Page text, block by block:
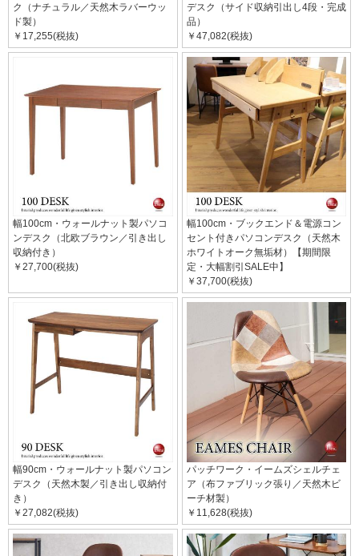
ク（ナチュラル／天然木ラバーウッ
ド製）
￥17,255(税抜)
デスク（サイド収納引出し4段・完成
品）
￥47,082(税抜)
幅100cm・ウォールナット製パソコ
ンデスク（北欧ブラウン／引き出し
収納付き）
￥27,700(税抜)
幅100cm・ブックエンド＆電源コン
セント付きパソコンデスク（天然木
ホワイトオーク無垢材）【期間限
定・大幅割引SALE中】
￥37,700(税抜)
幅90cm・ウォールナット製パソコン
デスク（天然木製／引き出し収納付
き）
￥27,082(税抜)
パッチワーク・イームズシェルチェ
ア（布ファブリック張り／天然木ビ
ーチ材製）
￥11,628(税抜)